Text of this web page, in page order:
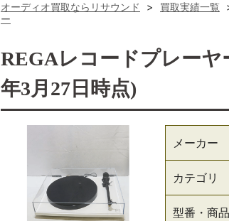
オーディオ買取ならリサウンド > 買取実績一覧
ー
REGAレコードプレーヤ
年3月27日時点)
メーカー
カテゴリ
型番・商